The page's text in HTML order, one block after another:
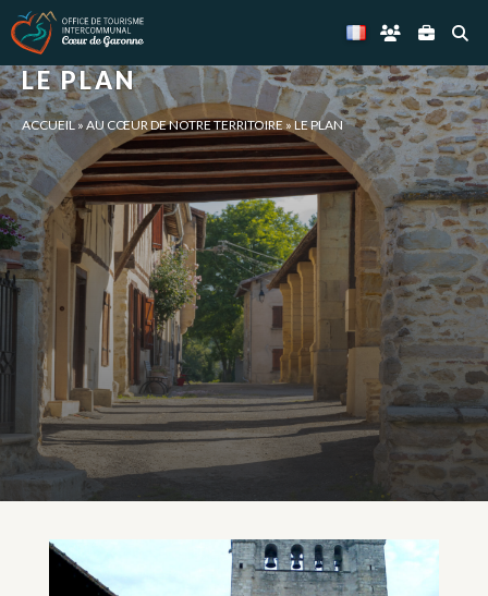
LE PLAN
ACCUEIL» AU CŒUR DE NOTRE TERRITOIRE »LE PLAN
Panneau de gestion des cookies